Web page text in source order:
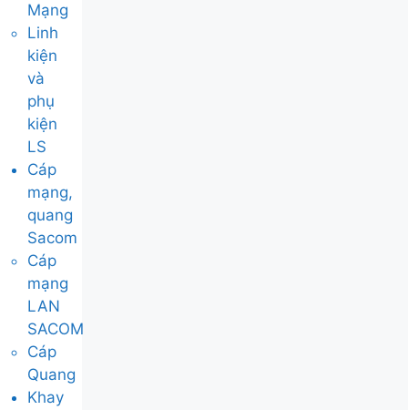
Mạng
Linh
kiện
và
phụ
kiện
LS
Cáp
mạng,
quang
Sacom
Cáp
mạng
LAN
SACOM
Cáp
Quang
Khay